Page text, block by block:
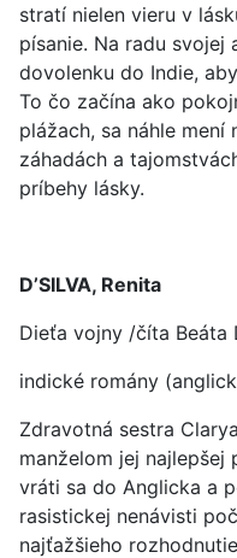
stratí nielen vieru v
písanie. Na radu svojej
dovolenku do Indie,
To čo začína ako
plážach, sa náhle
záhadách a
príbehy lásky.
D’SILVA, Renita
Dieťa vojny /číta Beáta
indické romány
Zdravotná sestra
manželom jej najlepšej
vráti sa do Anglicka a
rasistickej nenávisti
najťažšieho